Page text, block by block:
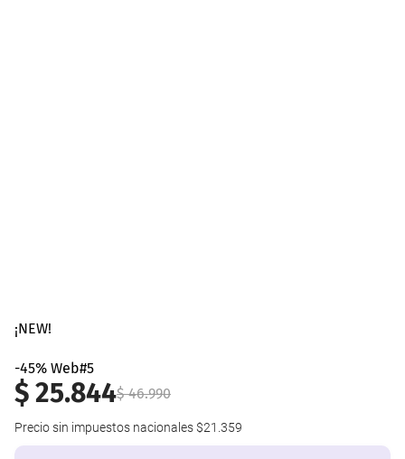
¡NEW!
-45% Web#5
$25.844$ 46.990
Precio sin impuestos nacionales $21.359